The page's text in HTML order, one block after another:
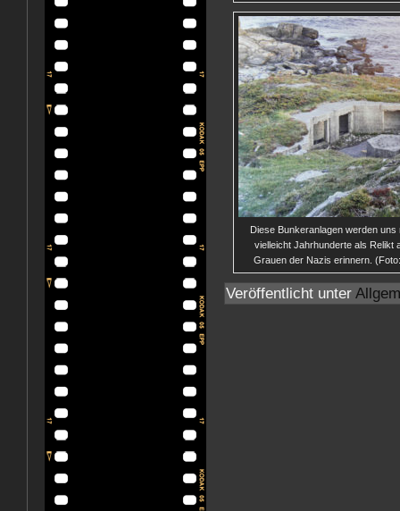
Diese Bunkeranlagen werden
vielleicht Jahrhunderte als Relikt
Grauen der Nazis erinnern.
Veröffentlicht unter